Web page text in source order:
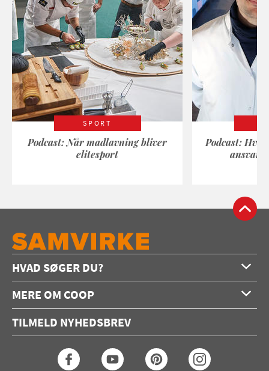
SPORT
Podcast: Når madlavning bliver
elitesport
Podcast:
HVAD SØGER DU?
Opskrifter
Konkurrencer
MERE OM COOP
Annoncering
Coop medlem
TILMELD NYHEDSBREV